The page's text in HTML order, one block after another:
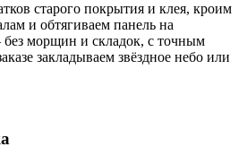
старого покрытия и клея, кроим
и обтягиваем панель на
морщин и складок, с точным
закладываем звёздное небо или